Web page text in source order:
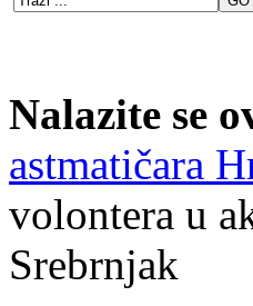
Nalazite se
astmatičara
volontera u
Srebrnjak